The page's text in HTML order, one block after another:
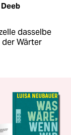
dasselbe
der Wärter